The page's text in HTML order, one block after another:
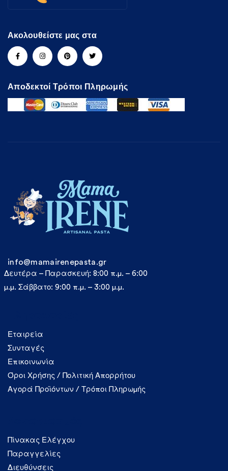
Ακολουθείστε μας στα
Αποδεκτοί Τρόποι Πληρωμής
Εταιρεία
Συνταγές
Επικοινωνία
Όροι Χρήσης / Πολιτική Απορρήτου
Αγορά Προϊόντων / Τρόποι Πληρωμής
Πίνακας Ελέγχου
Παραγγελίες
Διευθύνσεις
info@mamairenepasta.gr
Δευτέρα – Παρασκευή: 8:00 π.μ. – 6:00
μ.μ. Σάββατο: 9:00 π.μ. – 3:00 μ.μ.